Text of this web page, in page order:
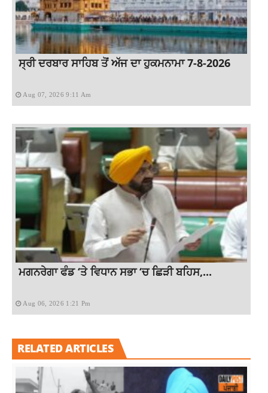
ਸ੍ਰੀ ਦਰਬਾਰ ਸਾਹਿਬ ਤੋਂ ਅੱਜ ਦਾ ਹੁਕਮਨਾਮਾ 7-8-2026
Aug 07, 2026 9:11 Am
ਮਗਨਰੇਗਾ ਫੰਡ ‘ਤੇ ਵਿਧਾਨ ਸਭਾ ‘ਚ ਛਿੜੀ ਬਹਿਸ,...
Aug 06, 2026 1:21 Pm
RELATED ARTICLES